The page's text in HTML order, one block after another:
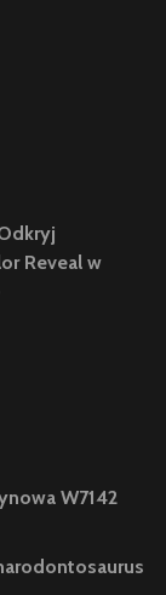
Reveal w
W7142